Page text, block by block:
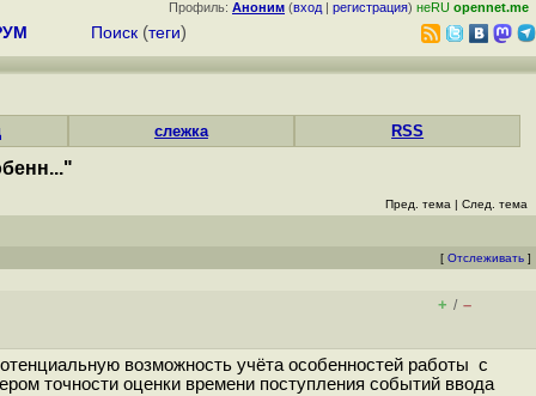
Профиль: Аноним (вход | регистрация) неRU opennet.me
Поиск (теги)
слежка RSS
Пред. тема | След. тема
[ Отслеживать ]
+ / –
возможность учёта особенностей работы с
точности оценки времени поступления событий ввода